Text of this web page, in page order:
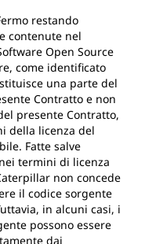
restando
contenute nel
Open Source
come identificato
una parte del
Contratto e non
presente Contratto,
della licenza del
Fatte salve
termini di licenza
non concede
il codice sorgente
in alcuni casi, i
possono essere
dai